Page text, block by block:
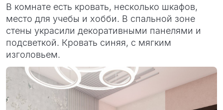
В комнате есть кровать, несколько шкафов,
место для учебы и хобби. В спальной зоне
стены украсили декоративными панелями и
подсветкой. Кровать синяя, с мягким
изголовьем.